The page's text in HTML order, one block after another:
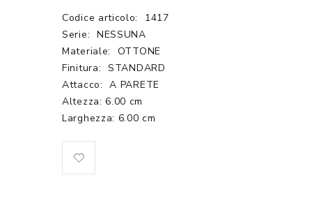
Codice articolo:
1417
Serie: NESSUNA
Materiale:
OTTONE
Finitura: STANDARD
Attacco: A PARETE
Altezza: 6.00 cm
Larghezza: 6.00 cm